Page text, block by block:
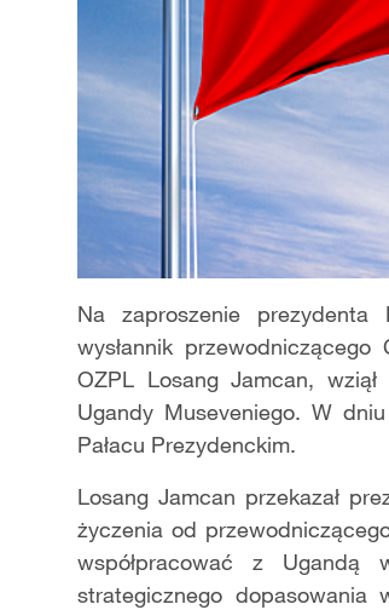
Na zaproszenie prezydenta
wysłannik
OZPL Losang Jamcan,
Ugandy Museveniego. W
Pałacu Prezydenckim.
Losang Jamcan przekazał
życzenia od
współpracować z Ugandą
strategicznego dopasowania